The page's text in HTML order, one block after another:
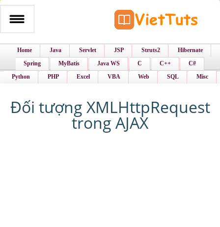
Home Java Servlet JSP Struts2
Hibernate
Spring
MyBatis Java WS C C++
C#
Python
PHP Excel VBA Web SQL Misc
Đối tượng XMLHttpRequest
trong AJAX